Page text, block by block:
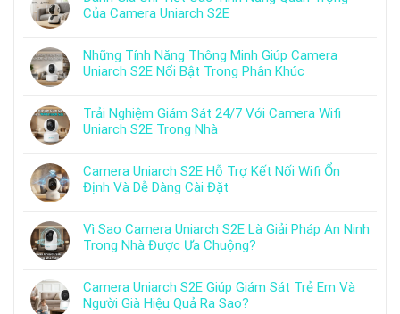
Của Camera Uniarch S2E
Những Tính Năng Thông Minh Giúp Camera
Uniarch S2E Nổi Bật Trong Phân Khúc
Trải Nghiệm Giám Sát 24/7 Với Camera Wifi
Uniarch S2E Trong Nhà
Camera Uniarch S2E Hỗ Trợ Kết Nối Wifi Ổn
Định Và Dễ Dàng Cài Đặt
Vì Sao Camera Uniarch S2E Là Giải Pháp An Ninh
Trong Nhà Được Ưa Chuộng?
Camera Uniarch S2E Giúp Giám Sát Trẻ Em Và
Người Già Hiệu Quả Ra Sao?